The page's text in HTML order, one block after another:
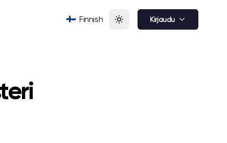
🇫🇮 Finnish Kirjaudu